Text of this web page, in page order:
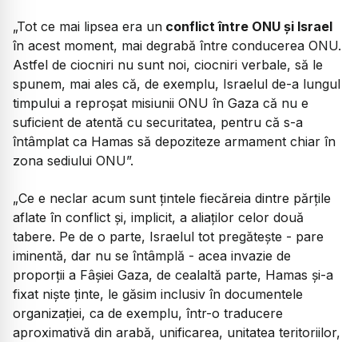
„Tot ce mai lipsea era un conflict între ONU și Israel
în acest moment, mai degrabă între conducerea ONU.
Astfel de ciocniri nu sunt noi, ciocniri verbale, să le
spunem, mai ales că, de exemplu, Israelul de-a lungul
timpului a reproșat misiunii ONU în Gaza că nu e
suficient de atentă cu securitatea, pentru că s-a
întâmplat ca Hamas să depoziteze armament chiar în
zona sediului ONU”.
„Ce e neclar acum sunt țintele fiecăreia dintre părțile
aflate în conflict și, implicit, a aliaților celor două
tabere. Pe de o parte, Israelul tot pregătește - pare
iminentă, dar nu se întâmplă - acea invazie de
proporții a Fâșiei Gaza, de cealaltă parte, Hamas și-a
fixat niște ținte, le găsim inclusiv în documentele
organizației, ca de exemplu, într-o traducere
aproximativă din arabă, unificarea, unitatea teritoriilor,